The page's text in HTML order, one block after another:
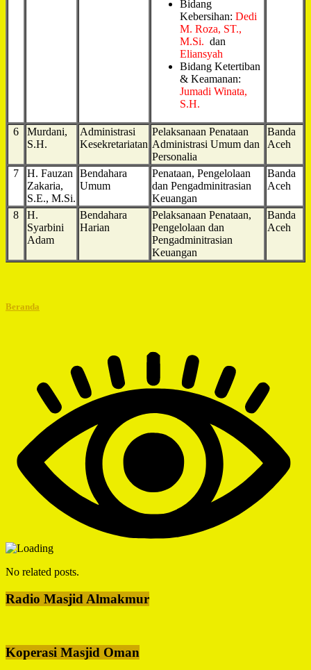
Bidang
Kebersihan: Dedi
M. Roza, ST.,
M.Si. dan
Eliansyah
Bidang Ketertiban
& Keamanan:
Jumadi Winata,
S.H.
6
Murdani,
S.H.
Administrasi
Kesekretariatan
Pelaksanaan Penataan
Administrasi Umum dan
Personalia
Banda
Aceh
7
H. Fauzan
Zakaria,
S.E., M.Si.
Bendahara
Umum
Penataan, Pengelolaan
dan Pengadminitrasian
Keuangan
Banda
Aceh
8
H.
Syarbini
Adam
Bendahara
Harian
Pelaksanaan Penataan,
Pengelolaan dan
Pengadminitrasian
Keuangan
Banda
Aceh
Beranda
No related posts.
Radio Masjid Almakmur
Koperasi Masjid Oman